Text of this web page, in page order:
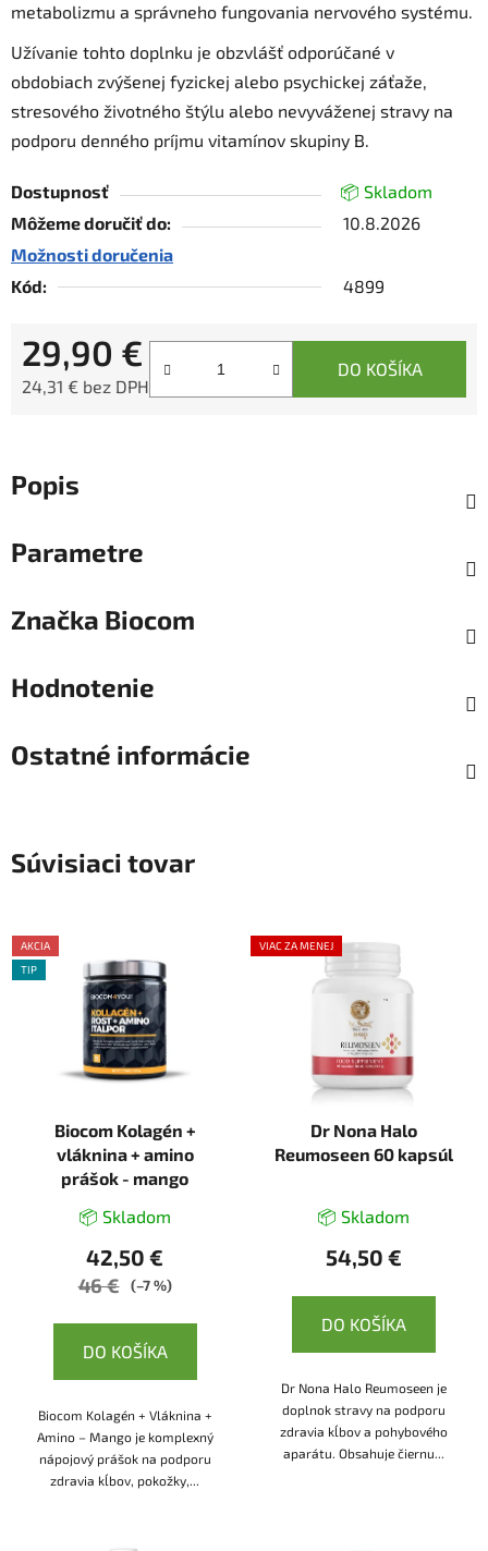
metabolizmu a správneho fungovania nervového systému.
Užívanie tohto doplnku je obzvlášť odporúčané v
obdobiach zvýšenej fyzickej alebo psychickej záťaže,
stresového životného štýlu alebo nevyváženej stravy na
podporu denného príjmu vitamínov skupiny B.
Dostupnosť
📦 Skladom
Môžeme doručiť do:
10.8.2026
Možnosti doručenia
Kód:
4899
29,90 €
24,31 € bez DPH
DO KOŠÍKA
Popis
Parametre
Značka Biocom
Hodnotenie
Ostatné informácie
Súvisiaci tovar
AKCIA
TIP
Biocom Kolagén +
vláknina + amino
prášok - mango
📦 Skladom
42,50 €
46 € (–7 %)
DO KOŠÍKA
Biocom Kolagén + Vláknina +
Amino – Mango je komplexný
nápojový prášok na podporu
zdravia kĺbov, pokožky,...
VIAC ZA MENEJ
Dr Nona Halo
Reumoseen 60 kapsúl
📦 Skladom
54,50 €
DO KOŠÍKA
Dr Nona Halo Reumoseen je
doplnok stravy na podporu
zdravia kĺbov a pohybového
aparátu. Obsahuje čiernu...